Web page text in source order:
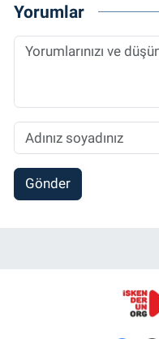
Yorumlar
Gönder